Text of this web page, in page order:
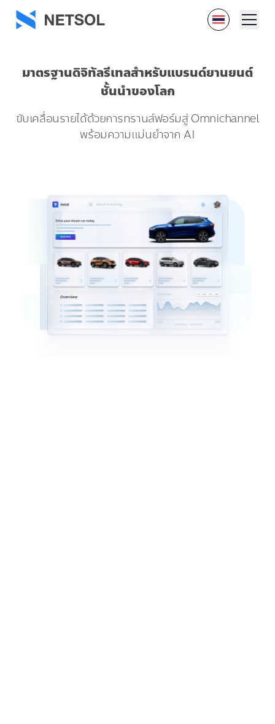
มาตรฐานดิจิทัลรีเทลสำหรับแบรนด์ยานยนต์
ชั้นนำของโลก
ขับเคลื่อนรายได้ด้วยการทรานส์ฟอร์มสู่ Omnichannel
พร้อมความแม่นยำจาก AI